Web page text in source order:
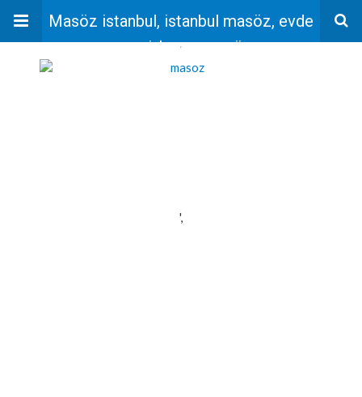
Masöz istanbul, istanbul masöz, evde
masaj, bayan masöz
'
',